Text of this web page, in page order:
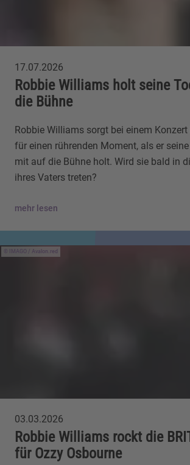
17.07.2026
Robbie Williams holt seine
die Bühne
Robbie Williams sorgt bei einem
für einen rührenden Moment, als er
mit auf die Bühne holt. Wird sie bald in
ihres Vaters treten?
mehr lesen
IMAGO / Avalon.red
03.03.2026
Robbie Williams rockt die
für Ozzy Osbourne